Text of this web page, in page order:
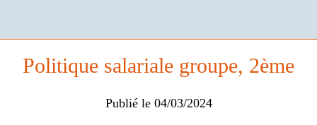
Politique salariale groupe, 2ème
Publié le 04/03/2024